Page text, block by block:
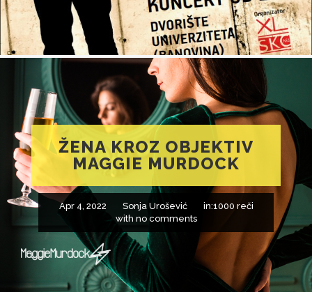
ŽENA KROZ OBJEKTIV
MAGGIE MURDOCK
Apr 4, 2022 Sonja Urošević in:1000 reči
with no comments